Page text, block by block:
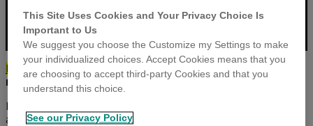
Inicio > Blog > Categoría >
¿Cómo automatizar el
monitoreo y control de la producción de leche?
Hoy en día, la leche es uno de los productos de origen
animal que más se consumen alrededor del mundo.
This Site Uses Cookies and Your Privacy Choice Is
Important to Us
We suggest you choose the Customize my Settings to make
your individualized choices. Accept Cookies means that you
are choosing to accept third-party Cookies and that you
understand this choice.
See our Privacy Policy